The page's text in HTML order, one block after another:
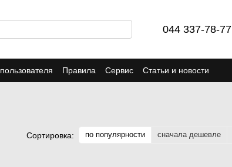
044 337-78-77
Правила Сервис
Статьи и новости
Сортировка: по популярности сначала дешевле